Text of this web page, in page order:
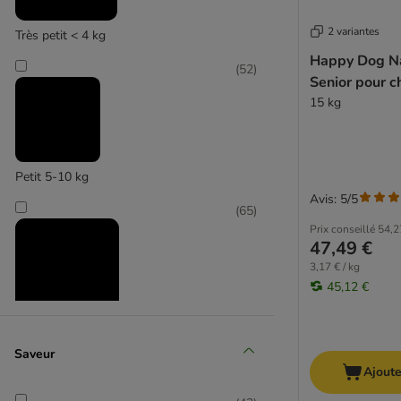
Berger Allemand
bosch
Concept for Life
Lukullus
Purizon
Wolf of Wilderness
Très petit < 4 kg
Petit 5-10 kg
(52)
(65)
Saveur
2 variantes
Happy Dog
Senior pour
15 kg
Prix conseillé
47,49 €
3,17 € / kg
45,12 €
Avis: 5/5